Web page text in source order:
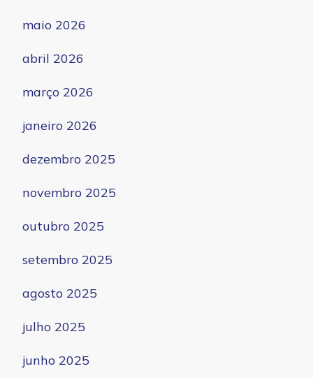
maio 2026
abril 2026
março 2026
janeiro 2026
dezembro 2025
novembro 2025
outubro 2025
setembro 2025
agosto 2025
julho 2025
junho 2025